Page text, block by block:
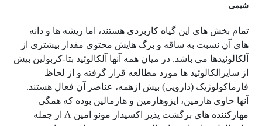
شیمی
تمام بخش های این گیاه کاربردی هستند، اما ریشه ها و دانه
های آن نسبت به ساقه و برگ هایش محتوی مقدار بیشتری از
آلکالوئیدها می باشد. در میان همه آنها آلکالوئید بتا-کربولین بیش
از سایرالکالوئید ها مورد مطالعه قرار گرفته و از لحاظ
فارماکولوژیک (دارویی) بیش ازهمه، عناصر آن فعال هستند.
آنها حاوی هارمین، ایزوهارمین و هارمالین بوده که همگی
مهارکننده های برگشت پذیر اکسیداز مونو امین A از جمله